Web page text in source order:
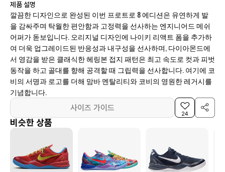
제품 설명
깔끔한 디자인으로 완성된 이번 프로트로 8 에디션은 유연하게 발
을 감싸주며 탁월한 편안함과 고정력을 선사하는 엔지니어드 메쉬
어퍼가 돋보입니다. 오리지널 디자인에 나이키 리액트 폼을 추가하
여 더욱 업그레이드된 반응성과 내구성을 선사하며, 다이아몬드에
서 영감을 받은 클래식한 헤링본 접지 패턴은 최고 속도로 컷과 피벗
동작을 하고 골대를 향해 공격할 때 그립력을 선사합니다. 여기에 코
비의 서명과 로고를 더해 맘바 멘탈리티와 코비의 영원한 레거시를
기념합니다.
사이즈 가이드
24
비슷한 상품